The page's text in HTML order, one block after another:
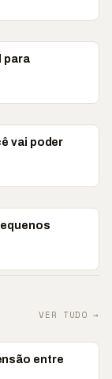
para
vai poder
VER TUDO →
entre